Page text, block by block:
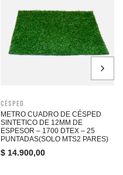
Césped
METRO CUADRO DE CÉSPED
SINTETICO DE 12MM DE
ESPESOR – 1700 DTEX – 25
PUNTADAS(SOLO MTS2 PARES)
$ 14.900,00